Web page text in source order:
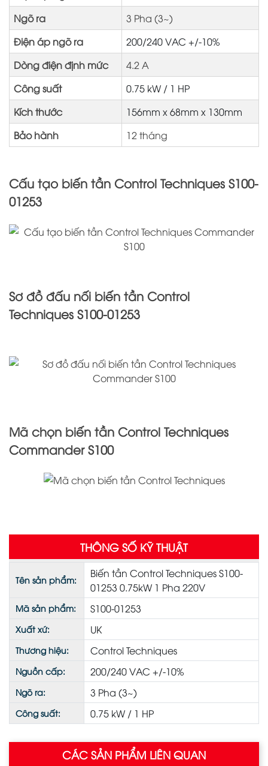
Ngõ ra
3 Pha (3~)
Điện áp ngõ ra
200/240 VAC +/-10%
Dòng điện định mức
4.2 A
Công suất
0.75 kW / 1 HP
Kích thước
156mm x 68mm x 130mm
Bảo hành
12 tháng
Cấu tạo biến tần Control Techniques S100-
01253
Sơ đồ đấu nối biến tần Control
Techniques S100-01253
Mã chọn biến tần Control Techniques
Commander S100
THÔNG SỐ KỸ THUẬT
Tên sản phẩm:
Biến tần Control Techniques S100-
01253 0.75kW 1 Pha 220V
Mã sản phẩm: S100-01253
Xuất xứ: UK
Thương hiệu: Control Techniques
Nguồn cấp: 200/240 VAC +/-10%
Ngõ ra: 3 Pha (3~)
Công suất: 0.75 kW / 1 HP
CÁC SẢN PHẨM LIÊN QUAN